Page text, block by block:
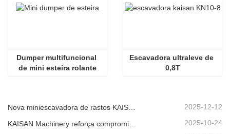
Dumper multifuncional
de mini esteira rolante
Escavadora ultraleve de
0,8T
Nova miniescavadora de rastos KAISAN de 1,2 toneladas: design sem cauda para operações em espaços confinados. 2025-12-12
2025-10-24